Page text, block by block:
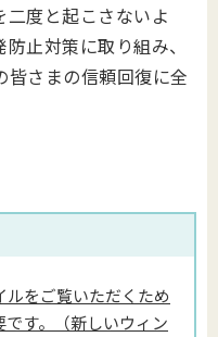
度と起こさないよ
止対策に取り組み、
皆さまの信頼回復に全
ルをご覧いただくため
す。（新しいウィン